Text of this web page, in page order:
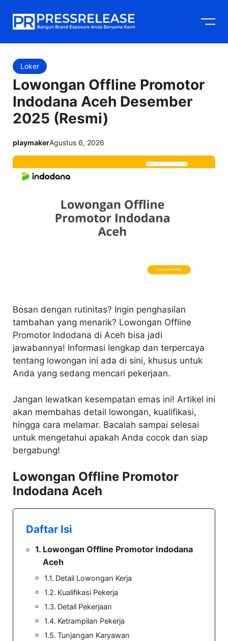
Loker
Lowongan Offline Promotor
Indodana Aceh Desember
2025 (Resmi)
playmakerAgustus 6, 2026
Bosan dengan rutinitas? Ingin penghasilan
tambahan yang menarik? Lowongan Offline
Promotor Indodana di Aceh bisa jadi
jawabannya! Informasi lengkap dan terpercaya
tentang lowongan ini ada di sini, khusus untuk
Anda yang sedang mencari pekerjaan.
Jangan lewatkan kesempatan emas ini! Artikel ini
akan membahas detail lowongan, kualifikasi,
hingga cara melamar. Bacalah sampai selesai
untuk mengetahui apakah Anda cocok dan siap
bergabung!
Lowongan Offline Promotor
Indodana Aceh
Daftar Isi
Lowongan Offline Promotor Indodana
Aceh
Detail Lowongan Kerja
Kualifikasi Pekerja
Detail Pekerjaan
Ketrampilan Pekerja
Tunjangan Karyawan